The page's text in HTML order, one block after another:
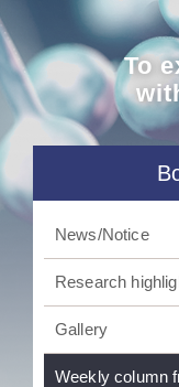
To
News/Notice
Research
Gallery
Weekly column